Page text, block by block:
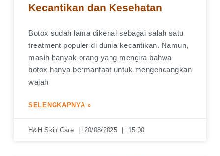
Kecantikan dan Kesehatan
Botox sudah lama dikenal sebagai salah satu
treatment populer di dunia kecantikan. Namun,
masih banyak orang yang mengira bahwa
botox hanya bermanfaat untuk mengencangkan
wajah
SELENGKAPNYA »
H&H Skin Care 20/08/2025 15:00